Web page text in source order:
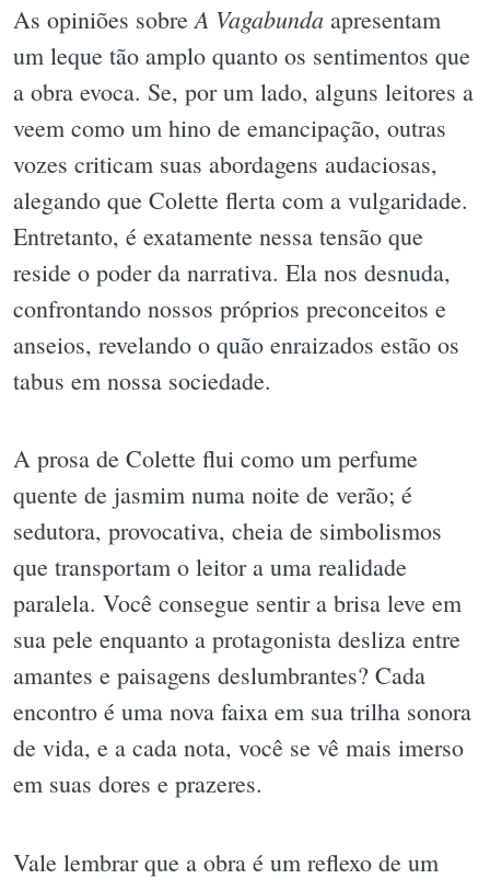
As opiniões sobre A Vagabunda apresentam
um leque tão amplo quanto os sentimentos que
a obra evoca. Se, por um lado, alguns leitores a
veem como um hino de emancipação, outras
vozes criticam suas abordagens audaciosas,
alegando que Colette flerta com a vulgaridade.
Entretanto, é exatamente nessa tensão que
reside o poder da narrativa. Ela nos desnuda,
confrontando nossos próprios preconceitos e
anseios, revelando o quão enraizados estão os
tabus em nossa sociedade.
A prosa de Colette flui como um perfume
quente de jasmim numa noite de verão; é
sedutora, provocativa, cheia de simbolismos
que transportam o leitor a uma realidade
paralela. Você consegue sentir a brisa leve em
sua pele enquanto a protagonista desliza entre
amantes e paisagens deslumbrantes? Cada
encontro é uma nova faixa em sua trilha sonora
de vida, e a cada nota, você se vê mais imerso
em suas dores e prazeres.
Vale lembrar que a obra é um reflexo de um